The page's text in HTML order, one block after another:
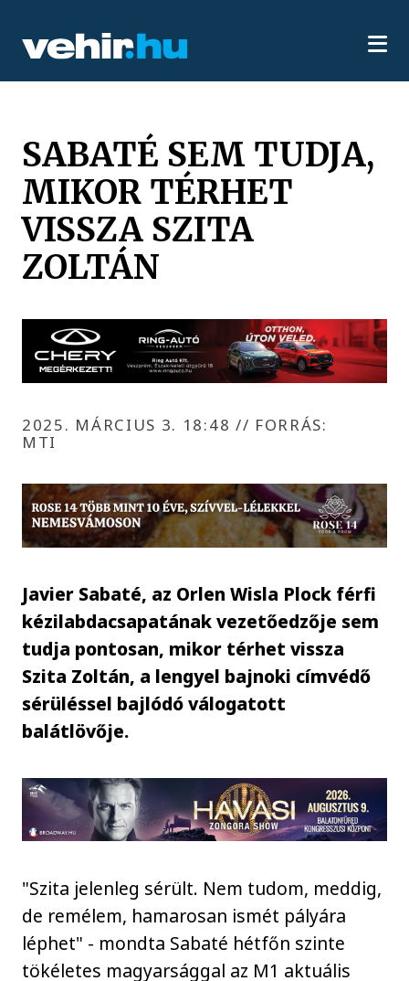
SABATÉ SEM TUDJA,
MIKOR TÉRHET
VISSZA SZITA
ZOLTÁN
2025. MÁRCIUS 3. 18:48 // FORRÁS:
MTI
Javier Sabaté, az Orlen Wisla Plock férfi
kézilabdacsapatának vezetőedzője sem
tudja pontosan, mikor térhet vissza
Szita Zoltán, a lengyel bajnoki címvédő
sérüléssel bajlódó válogatott
balátlövője.
"Szita jelenleg sérült. Nem tudom, meddig,
de remélem, hamarosan ismét pályára
léphet" - mondta Sabaté hétfőn szinte
tökéletes magyarsággal az M1 aktuális